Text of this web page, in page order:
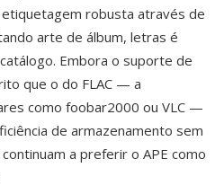
etiquetagem robusta através de
arte de álbum, letras é
Embora o suporte de
que o do FLAC — a
como foobar2000 ou VLC —
de armazenamento sem
a preferir o APE como